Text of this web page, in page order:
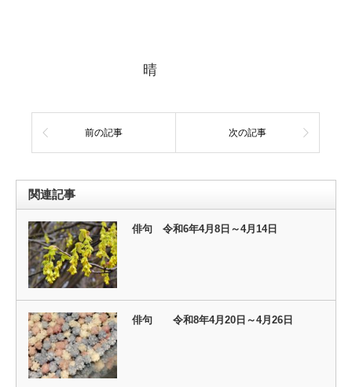
晴
前の記事 次の記事
関連記事
俳句 令和6年4月8日～4月14日
俳句 令和8年4月20日～4月26日